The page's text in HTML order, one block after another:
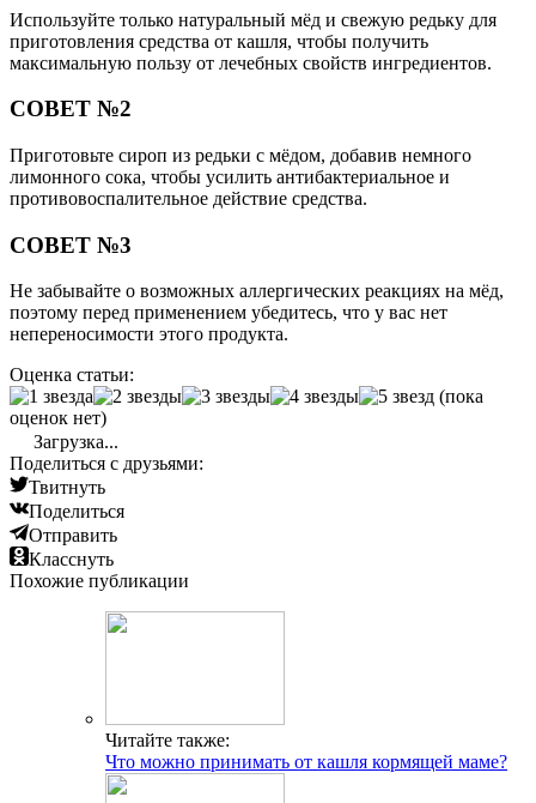
Используйте только натуральный мёд и свежую редьку для
приготовления средства от кашля, чтобы получить
максимальную пользу от лечебных свойств ингредиентов.
СОВЕТ №2
Приготовьте сироп из редьки с мёдом, добавив немного
лимонного сока, чтобы усилить антибактериальное и
противовоспалительное действие средства.
СОВЕТ №3
Не забывайте о возможных аллергических реакциях на мёд,
поэтому перед применением убедитесь, что у вас нет
непереносимости этого продукта.
Оценка статьи:
(пока
оценок нет)
Загрузка...
Поделиться с друзьями:
Твитнуть
Поделиться
Отправить
Класснуть
Похожие публикации
Читайте также:
Что можно принимать от кашля кормящей маме?